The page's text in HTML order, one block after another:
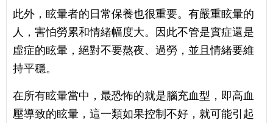
此外，眩暈者的日常保養也很重要。有嚴重眩暈的
人，害怕勞累和情緒幅度大。因此不管是實症還是
虛症的眩暈，絕對不要熬夜、過勞，並且情緒要維
持平穩。
在所有眩暈當中，最恐怖的就是腦充血型，即高血
壓導致的眩暈，這一類如果控制不好，就可能引起